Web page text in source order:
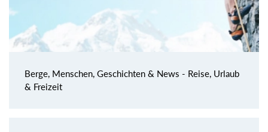
Berge, Menschen, Geschichten & News - Reise, Urlaub
& Freizeit